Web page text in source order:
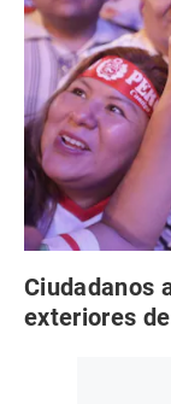
Ciudadanos
exteriores